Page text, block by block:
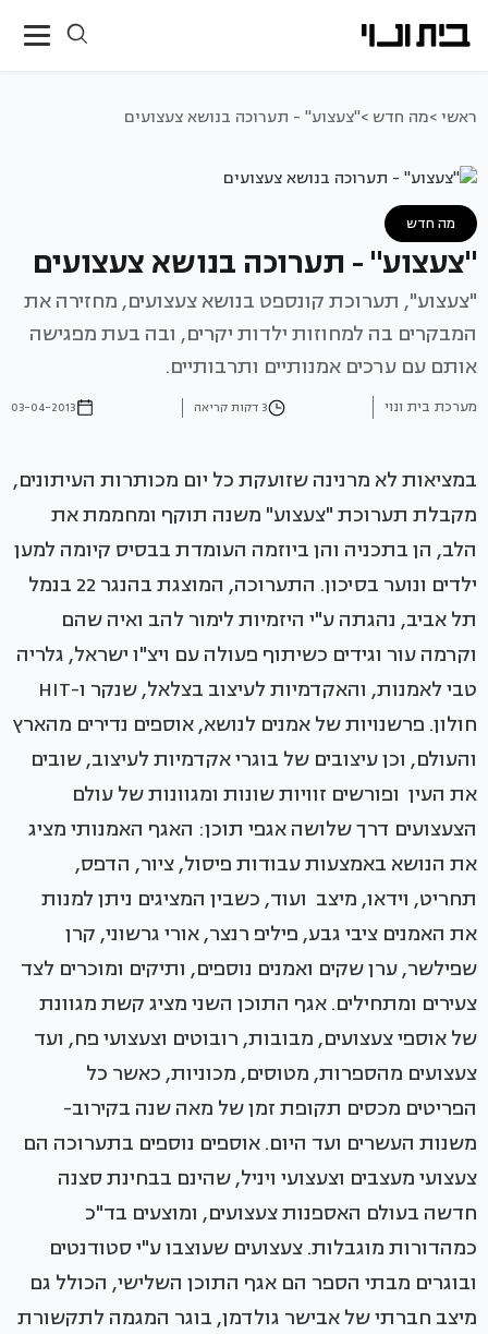
ראשי >מה חדש >"צעצוע" - תערוכה בנושא צעצועים
מה חדש
"צעצוע" - תערוכה בנושא צעצועים
"צעצוע", תערוכת קונספט בנושא צעצועים, מחזירה את
המבקרים בה למחוזות ילדות יקרים, ובה בעת מפגישה
אותם עם ערכים אמנותיים ותרבותיים.
מערכת בית ונוי 3 דקות קריאה 03-04-2013
במציאות לא מרנינה שזועקת כל יום מכותרות העיתונים,
מקבלת תערוכת "צעצוע" משנה תוקף ומחממת את
הלב, הן בתכניה והן ביוזמה העומדת בבסיס קיומה למען
ילדים ונוער בסיכון. התערוכה, המוצגת בהנגר 22 בנמל
תל אביב, נהגתה ע"י היזמיות לימור להב ואיה שהם
וקרמה עור וגידים כשיתוף פעולה עם ויצ"ו ישראל, גלריה
טבי לאמנות, והאקדמיות לעיצוב בצלאל, שנקר ו-HIT
חולון. פרשנויות של אמנים לנושא, אוספים נדירים מהארץ
והעולם, וכן עיצובים של בוגרי אקדמיות לעיצוב, שובים
את העין ופורשים זוויות שונות ומגוונות של עולם
הצעצועים דרך שלושה אגפי תוכן: האגף האמנותי מציג
את הנושא באמצעות עבודות פיסול, ציור, הדפס,
תחריט, וידאו, מיצב ועוד, כשבין המציגים ניתן למנות
את האמנים ציבי גבע, פיליפ רנצר, אורי גרשוני, קרן
שפילשר, ערן שקים ואמנים נוספים, ותיקים ומוכרים לצד
צעירים ומתחילים. אגף התוכן השני מציג קשת מגוונת
של אוספי צעצועים, מבובות, רובוטים וצעצועי פח, ועד
צעצועים מהספרות, מטוסים, מכוניות, כאשר כל
הפריטים מכסים תקופת זמן של מאה שנה בקירוב-
משנות העשרים ועד היום. אוספים נוספים בתערוכה הם
צעצועי מעצבים וצעצועי ויניל, שהינם בבחינת סצנה
חדשה בעולם האספנות צעצועים, ומוצעים בד"כ
כמהדורות מוגבלות. צעצועים שעוצבו ע"י סטודנטים
ובוגרים מבתי הספר הם אגף התוכן השלישי, הכולל גם
מיצב חברתי של אבישר גולדמן, בוגר המגמה לתקשורת